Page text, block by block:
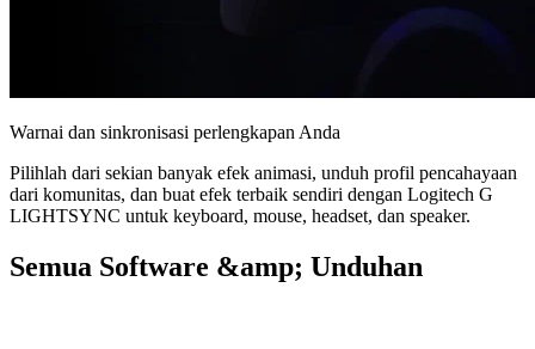
Warnai dan sinkronisasi perlengkapan Anda
Pilihlah dari sekian banyak efek animasi, unduh profil pencahayaan
dari komunitas, dan buat efek terbaik sendiri dengan Logitech G
LIGHTSYNC untuk keyboard, mouse, headset, dan speaker.
Semua Software &amp; Unduhan